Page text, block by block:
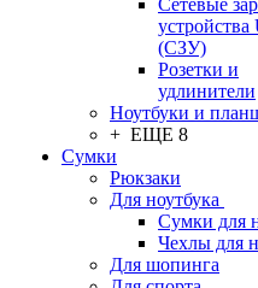
Сетевые
устройства
(СЗУ)
Розетки и
удлинители
Ноутбуки и
+ ЕЩЕ 8
Сумки
Рюкзаки
Для ноутбука
Сумки для
Чехлы для
Для шопинга